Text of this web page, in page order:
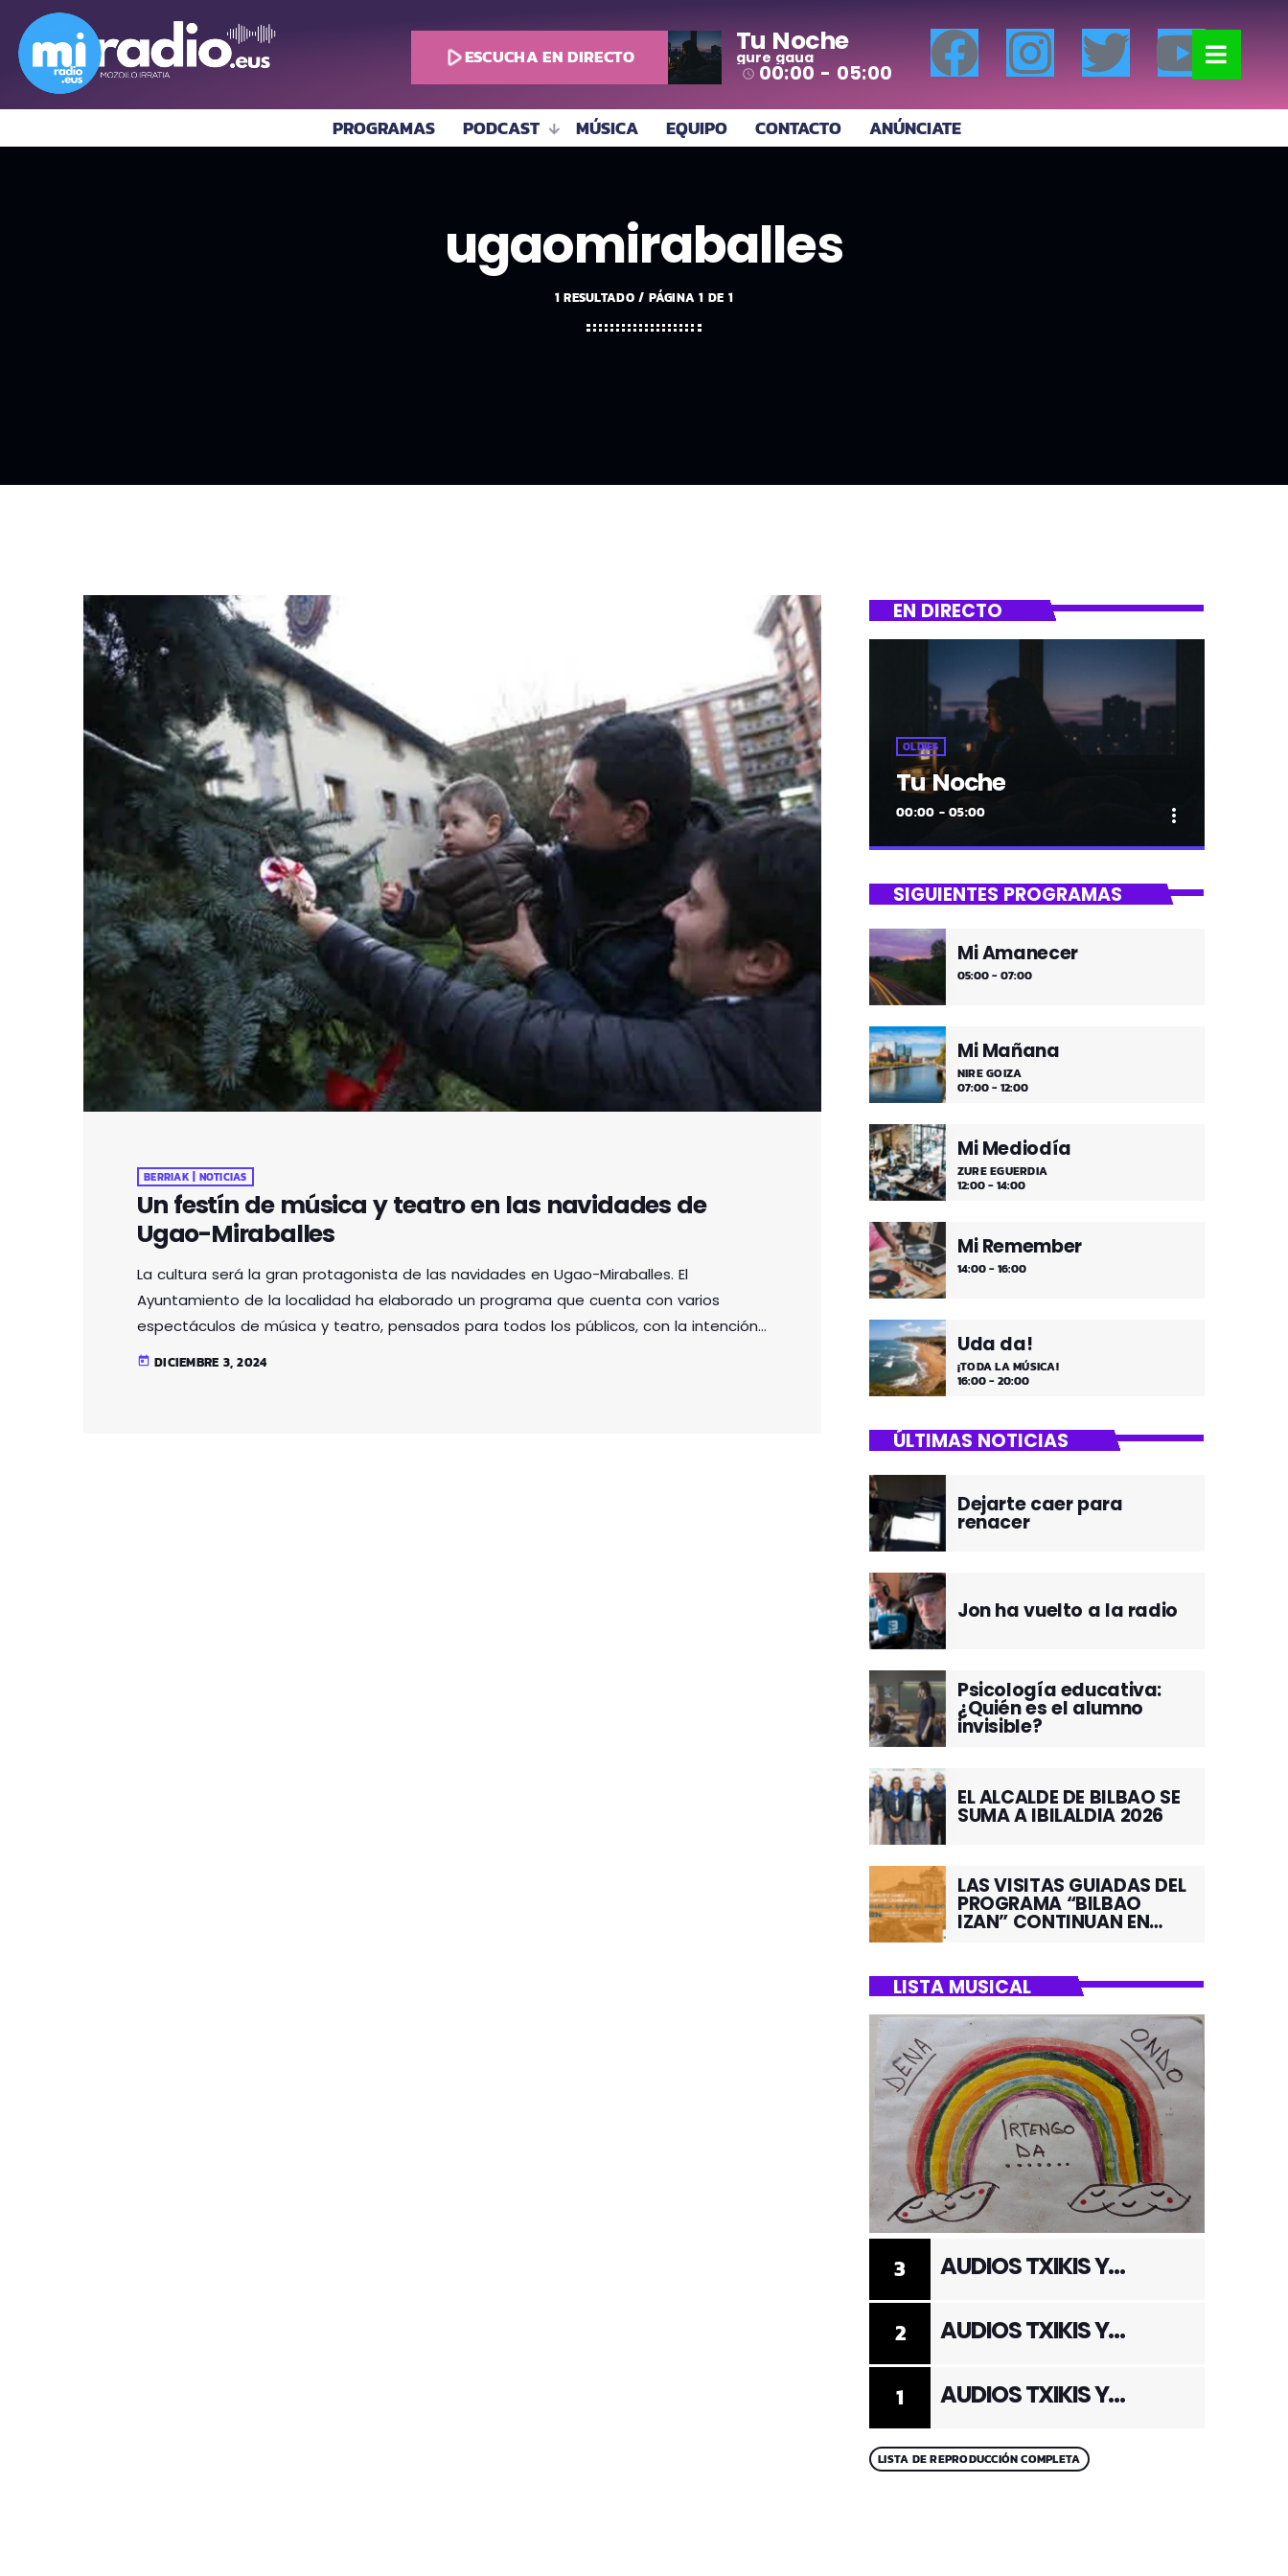
play_arrowESCUCHA EN DIRECTO Tu Noche
gure gaua
access_time 00:00 - 05:00
PROGRAMAS PODCAST MÚSICA EQUIPO CONTACTO ANÚNCIATE
ugaomiraballes
1 RESULTADO / PÁGINA 1 DE 1
BERRIAK | NOTICIAS
Un festín de música y teatro en las navidades de
Ugao-Miraballes
La cultura será la gran protagonista de las navidades en Ugao-Miraballes. El
Ayuntamiento de la localidad ha elaborado un programa que cuenta con varios
espectáculos de música y teatro, pensados para todos los públicos, con la intención
de que puedan ser disfrutados en familia en estas fechas especiales. Además, no
today DICIEMBRE 3, 2024
EN DIRECTO
OLDIES
Tu Noche
00:00 - 05:00 more_vert
Tu Noche
Desconecta y disfruta cada madrugada
de la música más tranquila.
SIGUIENTES PROGRAMAS
Mi Amanecer
05:00 - 07:00
Mi Mañana
NIRE GOIZA
07:00 - 12:00
Mi Mediodía
ZURE EGUERDIA
12:00 - 14:00
Mi Remember
14:00 - 16:00
Uda da!
¡TODA LA MÚSICA!
16:00 - 20:00
ÚLTIMAS NOTICIAS
Dejarte caer para
renacer
Jon ha vuelto a la radio
Psicología educativa:
¿Quién es el alumno
invisible?
EL ALCALDE DE BILBAO SE
SUMA A IBILALDIA 2026
LAS VISITAS GUIADAS DEL
PROGRAMA “BILBAO
IZAN” CONTINUAN EN
LISTA MUSICAL
1 AUDIOS TXIKIS Y
2 AUDIOS TXIKIS Y
3 AUDIOS TXIKIS Y
LISTA DE REPRODUCCIÓN COMPLETA